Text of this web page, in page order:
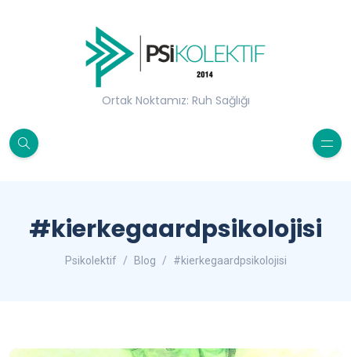
Ortak Noktamız: Ruh Sağlığı
#kierkegaardpsikolojisi
Psikolektif Blog #kierkegaardpsikolojisi